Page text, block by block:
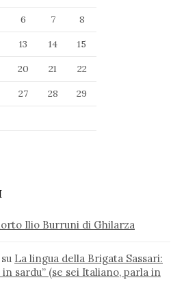
6 7
8
13 14
15
20 21
22
27 28
29
Ilio Burruni di Ghilarza
su La lingua della Brigata Sassari:
in sardu” (se sei Italiano, parla in